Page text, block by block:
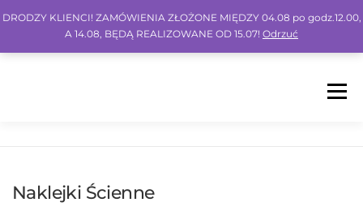
Menu
Naklejki Ścienne
DRODZY KLIENCI! ZAMÓWIENIA ZŁOŻONE MIĘDZY 04.08 po godz.12.00,
A 14.08, BĘDĄ REALIZOWANE OD 15.07! Odrzuć